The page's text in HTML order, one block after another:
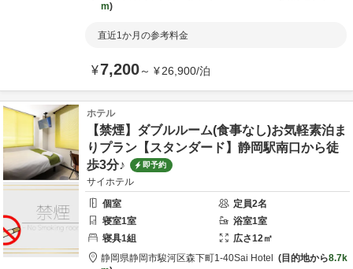
m
直近1か月の参考料金
¥7,200～ ¥26,900/泊
ホテル
【禁煙】ダブルルーム(食事なし)お気軽素泊ま
りプラン【スタンダード】静岡駅南口から徒
歩3分♪
即予約
サイホテル
個室
定員2名
寝室1室 浴室1室
寝具1組 広さ12㎡
静岡県静岡市駿河区森下町1-40Sai Hotel 目的地から8.7k